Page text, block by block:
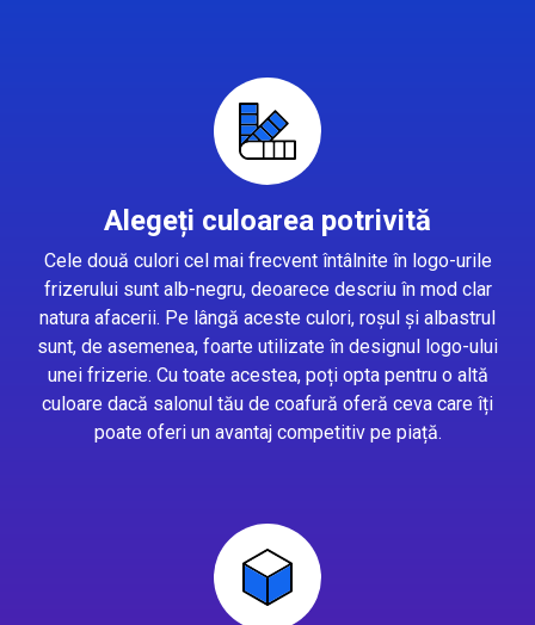
Alegeți culoarea potrivită
Cele două culori cel mai frecvent întâlnite în logo-urile
frizerului sunt alb-negru, deoarece descriu în mod clar
natura afacerii. Pe lângă aceste culori, roșul și albastrul
sunt, de asemenea, foarte utilizate în designul logo-ului
unei frizerie. Cu toate acestea, poți opta pentru o altă
culoare dacă salonul tău de coafură oferă ceva care îți
poate oferi un avantaj competitiv pe piață.